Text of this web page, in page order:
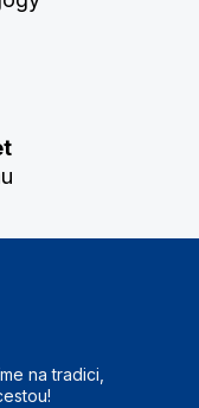
na tradici,